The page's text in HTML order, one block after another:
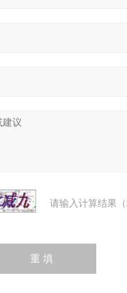
请输入计算结果